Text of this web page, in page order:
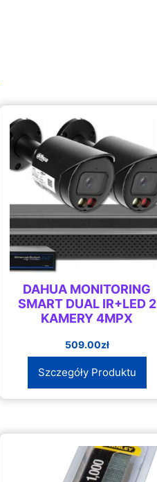
DAHUA MONITORING
SMART DUAL IR+LED 2
KAMERY 4MPX
509.00zł
Szczegóły Produktu